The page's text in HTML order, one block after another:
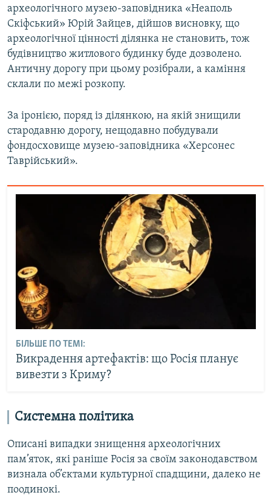
археологічного музею-заповідника «Неаполь
Скіфський» Юрій Зайцев, дійшов висновку, що
археологічної цінності ділянка не становить, тож
будівництво житлового будинку буде дозволено.
Античну дорогу при цьому розібрали, а каміння
склали по межі розкопу.
За іронією, поряд із ділянкою, на якій знищили
стародавню дорогу, нещодавно побудували
фондосховище музею-заповідника «Херсонес
Таврійський».
БІЛЬШЕ ПО ТЕМІ:
Викрадення артефактів: що Росія планує
вивезти з Криму?
Системна політика
Описані випадки знищення археологічних
пам’яток, які раніше Росія за своїм законодавством
визнала об’єктами культурної спадщини, далеко не
поодинокі.